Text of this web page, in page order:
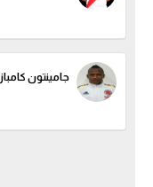
جامينتون كامباز